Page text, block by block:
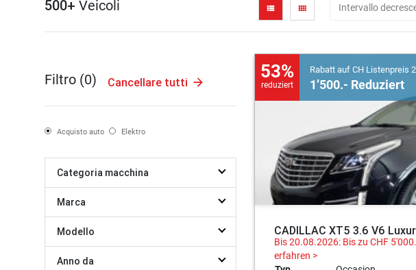
500+ Veicoli view_list view_comfy Intervallo
Filtro (0) Cancellare tutti
Acquisto auto Elektro
Categoria macchina
Marca
Modello
Anno da
53%
reduziert
Rabatt auf CH Listenpreis
1’500.- Reduziert
CADILLAC XT5 3.6 V6
Bis 20.08.2026: Bis zu CHF
erfahren >